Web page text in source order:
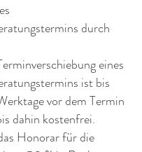
durch
eines
ist bis
vor dem Termin
dahin kostenfrei.
Honorar für die